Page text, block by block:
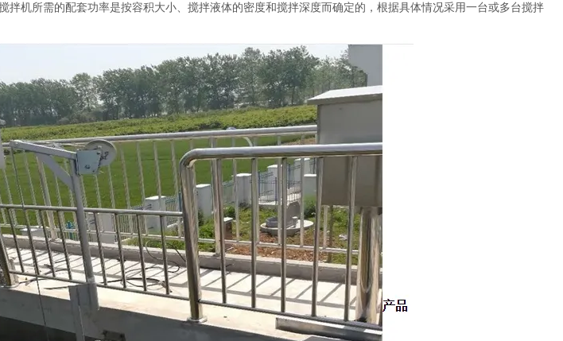
拌机所需的配套功率是按容积大小、搅拌液体的密度和搅拌深度而确定的，根据具体情况采用一台或多台搅拌